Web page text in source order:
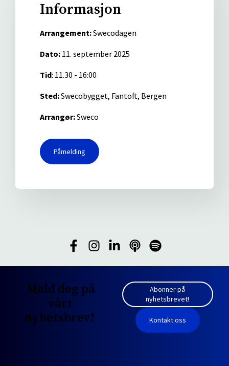
Informasjon
Arrangement:Swecodagen
Dato: 11. september 2025
Tid: 11.30 - 16:00
Sted:Swecobygget, Fantoft, Bergen
Arrangør:Sweco
Påmelding
Meld deg på
vårt
nyhetsbrev!
Abonner på
nyhetsbrevet!
Kontakt oss